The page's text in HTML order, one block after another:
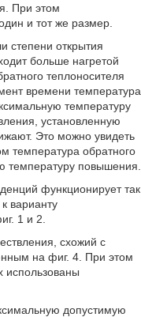
При этом
и тот же размер.
степени открытия
больше нагретой
теплоносителя
времени температура
температуру
установленную
Это можно увидеть
температура обратного
температуру повышения.
функционирует так
варианту
1 и 2.
схожий с
на фиг. 4. При этом
использованы
допустимую